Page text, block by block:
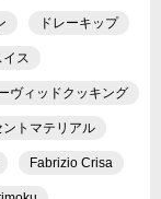
ドレーキップ
イス
ヴィッドクッキング
ントマテリアル
Fabrizio Crisa